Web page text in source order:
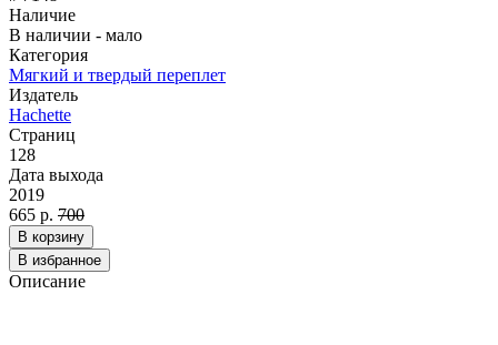
Наличие
В наличии - мало
Категория
Мягкий и твердый переплет
Издатель
Hachette
Страниц
128
Дата выхода
2019
665 р. 700
В корзину
В избранное
Описание